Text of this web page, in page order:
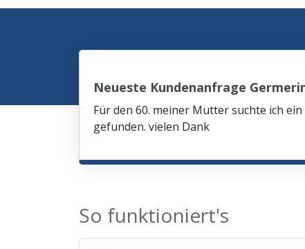
Neueste Kundenanfrage
Für den 60. meiner Mutter suchte ich
gefunden. vielen Dank
So funktioniert's